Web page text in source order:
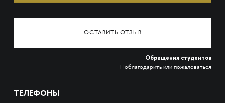
ОСТАВИТЬ ОТЗЫВ
Обращения студентов
Поблагодарить или пожаловаться
ТЕЛЕФОНЫ